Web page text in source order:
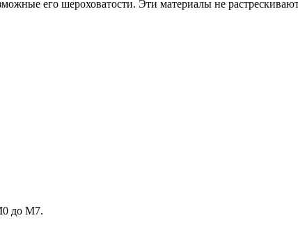
его шероховатости. Эти материалы не
до М7.